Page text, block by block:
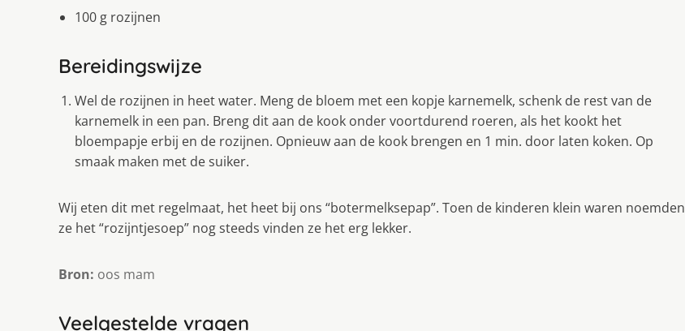
100 g rozijnen
Bereidingswijze
Wel de rozijnen in heet water. Meng de bloem met een kopje karnemelk, schenk de rest van de
karnemelk in een pan. Breng dit aan de kook onder voortdurend roeren, als het kookt het
bloempapje erbij en de rozijnen. Opnieuw aan de kook brengen en 1 min. door laten koken. Op
smaak maken met de suiker.
Wij eten dit met regelmaat, het heet bij ons “botermelksepap”. Toen de kinderen klein waren noemden
ze het “rozijntjesoep” nog steeds vinden ze het erg lekker.
Bron: oos mam
Veelgestelde vragen